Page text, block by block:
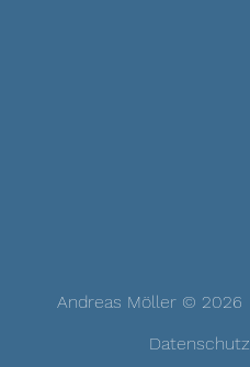
Andreas Möller © 2026
Datenschutz